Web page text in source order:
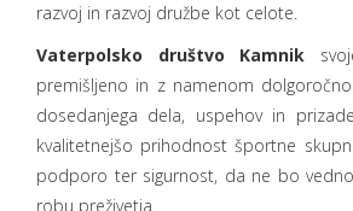
razvoj in razvoj družbe kot celote.
Vaterpolsko društvo Kamnik
premišljeno in z namenom
dosedanjega dela, uspehov in
kvalitetnejšo prihodnost športne
podporo ter sigurnost, da ne bo
robu preživetja.